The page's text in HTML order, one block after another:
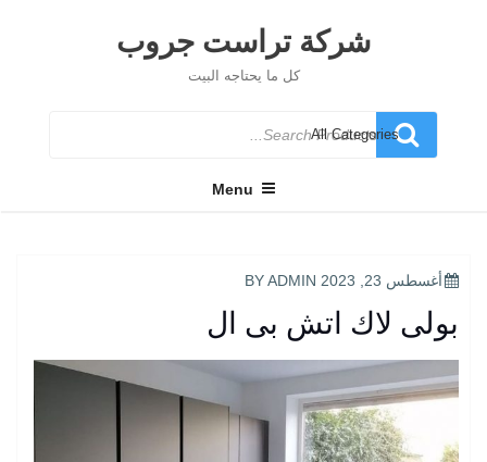
شركة تراست جروب
كل ما يحتاجه البيت
Search
for
Menu
POSTED
أغسطس 23, 2023 ADMIN
بولى لاك اتش بى ال